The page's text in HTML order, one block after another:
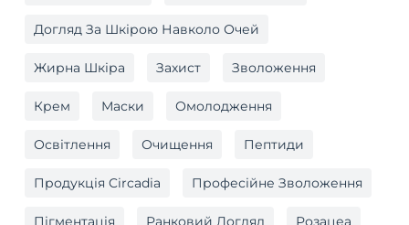
Догляд За Шкірою Навколо Очей
Жирна Шкіра Захист Зволоження
Крем Маски Омолодження
Освітлення Очищення Пептиди
Продукція Circadia Професійне Зволоження
Пігментація Ранковий Догляд Розацеа